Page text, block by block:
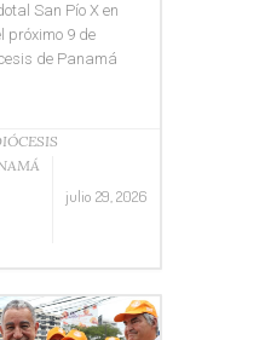
San Pío X en
próximo 9 de
de Panamá
julio 29, 2026